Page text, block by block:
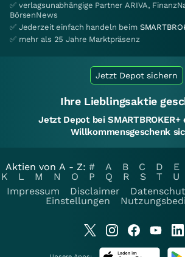
✅ verlagsunabhängige Partner ARIVA,
BörsenNews
✅ Jederzeit einfach handeln beim
✅ mehr als 25 Jahre Marktpräsenz
Jetzt Depot sichern
Ihre Lieblingsaktie
Jetzt Depot bei
Willkommensgeschenk
Aktien von A - Z: # A B C D E
K
L M N O P Q R S T U
Impressum
Disclaimer
Einstellungen